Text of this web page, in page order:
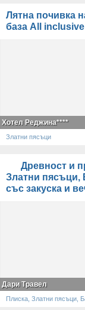
Лятна почивка
база All inclusive
Хотел Реджина****
Златни пясъци
Древност и
Златни пясъци,
със закуска и
Дари Травел
Плиска, Златни пясъци,